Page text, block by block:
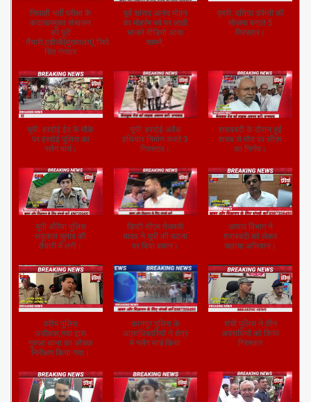
सिपाही भर्ती परीक्षा के
कदाचारमुक्त संचालन
की पूरी
तैयारी,एडीजी(मुख्यालय),जितेंद्र
सिंह गंगवार
पूर्व सांसद आनंद मोहन
का मोहर्रम पर्व पर लाठी
भांजते वीडियो आया
सामने,
एमपी: दतिया डकैती की
योजना बनाते 5
गिरफ्तार।
यूपी: हरदोई ईद के मौके
पर हरदोई पुलिस का
फ्लैग मार्च।
यूपी: हरदोई अवैध
हथियार निर्माण करते 3
गिरफ्तार।
शराबबंदी के दौरान हुई
शराब से मौत पर सीएम
का निर्णय।
यूपी:औरैया पुलिस
सकुशल चुनाव की
तैयारी में लगी।
डिप्टी सीएम तेजस्वी
यादव ने यूपी की घटना
पर दिया बयान।
उत्पाद विभाग ने
शराबबंदी को लेकर
चलाया अभियान।
वरीय पुलिस
अधीक्षक,गया द्वारा
गुरुआ थाना का औचक
निरीक्षण किया गया।
कानपुर पुलिस के
आलाधिकारियों ने क्षेत्र
में फ्लैग मार्च किया
रांची पुलिस ने तीन
अपराधियों को किया
गिरफ्तार